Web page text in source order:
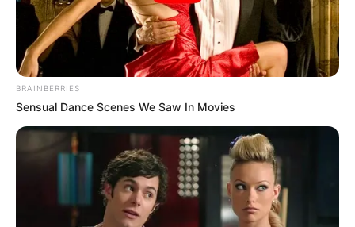
Novo formato de curso
Neste novo formato de curso, você e a sua equipe podem acessar,
de forma autônoma e independente, os vários materiais didáticos,
sem a necessidade de explorá-los de forma linear ou sequencial.
Essa liberdade de acesso aos conteúdos oportuniza a você
BRAINBERRIES
Sensual Dance Scenes We Saw In Movies